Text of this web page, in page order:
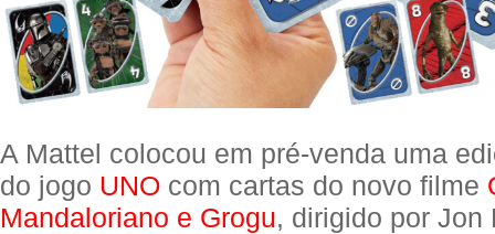
A Mattel colocou em pré-venda uma
do jogo UNO com cartas do novo filme
Mandaloriano e Grogu, dirigido por Jon